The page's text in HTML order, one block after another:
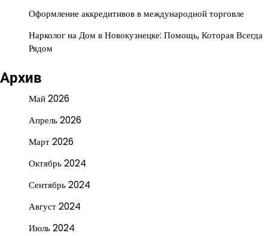
Оформление аккредитивов в международной торговле
Нарколог на Дом в Новокузнецке: Помощь, Которая Всегда
Рядом
Архив
Май 2026
Апрель 2026
Март 2026
Октябрь 2024
Сентябрь 2024
Август 2024
Июль 2024